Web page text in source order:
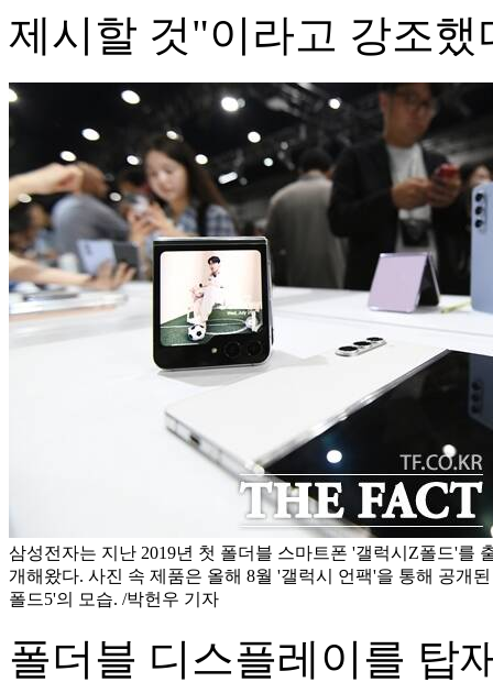
제시할 것"이라고 강조했
삼성전자는 지난 2019년 첫 폴더블 스마트폰 '갤럭시Z폴드'를
개해왔다. 사진 속 제품은 올해 8월 '갤럭시 언팩'을 통해 공개
폴드5'의 모습. /박헌우 기자
폴더블 디스플레이를 탑